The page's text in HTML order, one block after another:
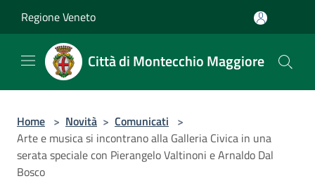
Regione Veneto
Città di Montecchio Maggiore
Home > Novità > Comunicati >
Arte e musica si incontrano alla Galleria Civica in una
serata speciale con Pierangelo Valtinoni e Arnaldo Dal
Bosco